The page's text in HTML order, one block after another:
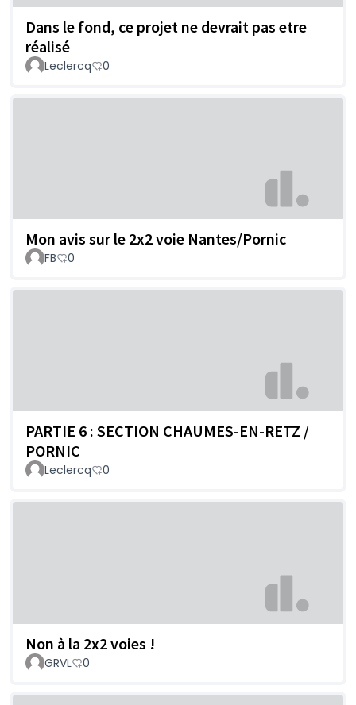
Dans le fond, ce projet ne devrait pas etre
réalisé
Leclercq 0
Mon avis sur le 2x2 voie Nantes/Pornic
FB 0
PARTIE 6 : SECTION CHAUMES-EN-RETZ /
PORNIC
Leclercq 0
Non à la 2x2 voies !
GRVL 0